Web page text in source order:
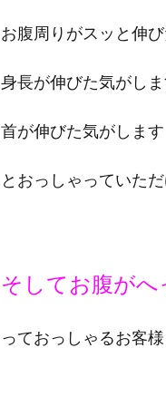
お腹周りがスッと伸び
身長が伸びた気がしま
首が伸びた気がします
とおっしゃっていただ
そしてお腹が
っておっしゃるお客